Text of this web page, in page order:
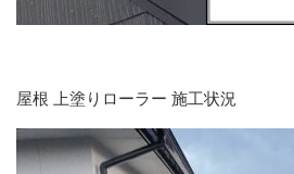
屋根 上塗りローラー 施工状況